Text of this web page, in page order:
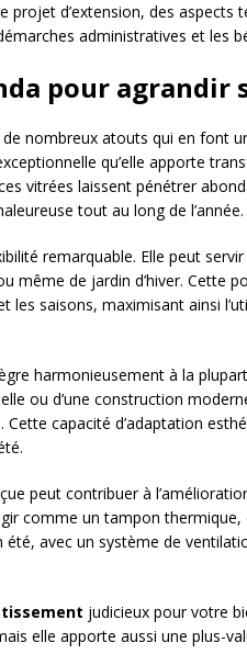
d’extension, des aspects
administratives et les
pour agrandir
de nombreux atouts qui en font
qu’elle apporte
vitrées laissent pénétrer
tout au long de l’année.
remarquable. Elle peut
même de jardin d’hiver. Cette
les saisons, maximisant ainsi
harmonieusement à la
ou d’une construction
capacité d’adaptation
peut contribuer à
comme un tampon thermique,
avec un système de
judicieux pour votre
elle apporte aussi une plus-